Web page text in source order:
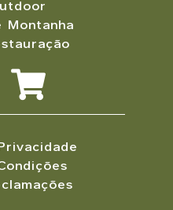
Montanha